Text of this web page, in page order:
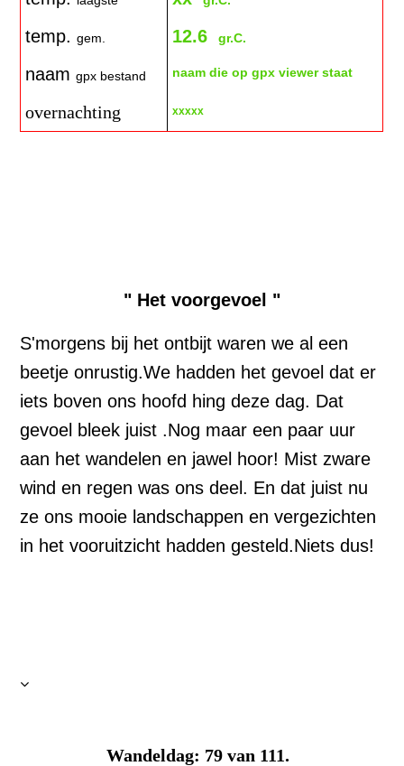
temp.gem. 12.6gr.C.
naamgpx bestand naam die op gpx viewer staat
overnachting xxxxx
" Het voorgevoel "
S'morgens bij het ontbijt waren we al een
beetje onrustig.We hadden het gevoel dat er
iets boven ons hoofd hing deze dag. Dat
gevoel bleek juist .Nog maar een paar uur
aan het wandelen en jawel hoor! Mist zware
wind en regen was ons deel. En dat juist nu
ze ons mooie landschappen en vergezichten
in het vooruitzicht hadden gesteld.Niets dus!
Wandeldag: 79 van 111.